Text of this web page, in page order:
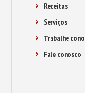
Receitas
Serviços
Trabalhe
Fale conosco